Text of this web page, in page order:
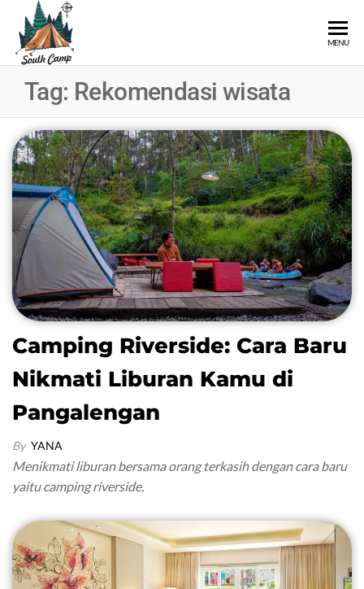
CAMP
Selatan
MENU
Tag: Rekomendasi wisata
Camping Riverside: Cara Baru
Nikmati Liburan Kamu di
Pangalengan
By YANA
Menikmati liburan bersama orang terkasih dengan cara baru
yaitu camping riverside.